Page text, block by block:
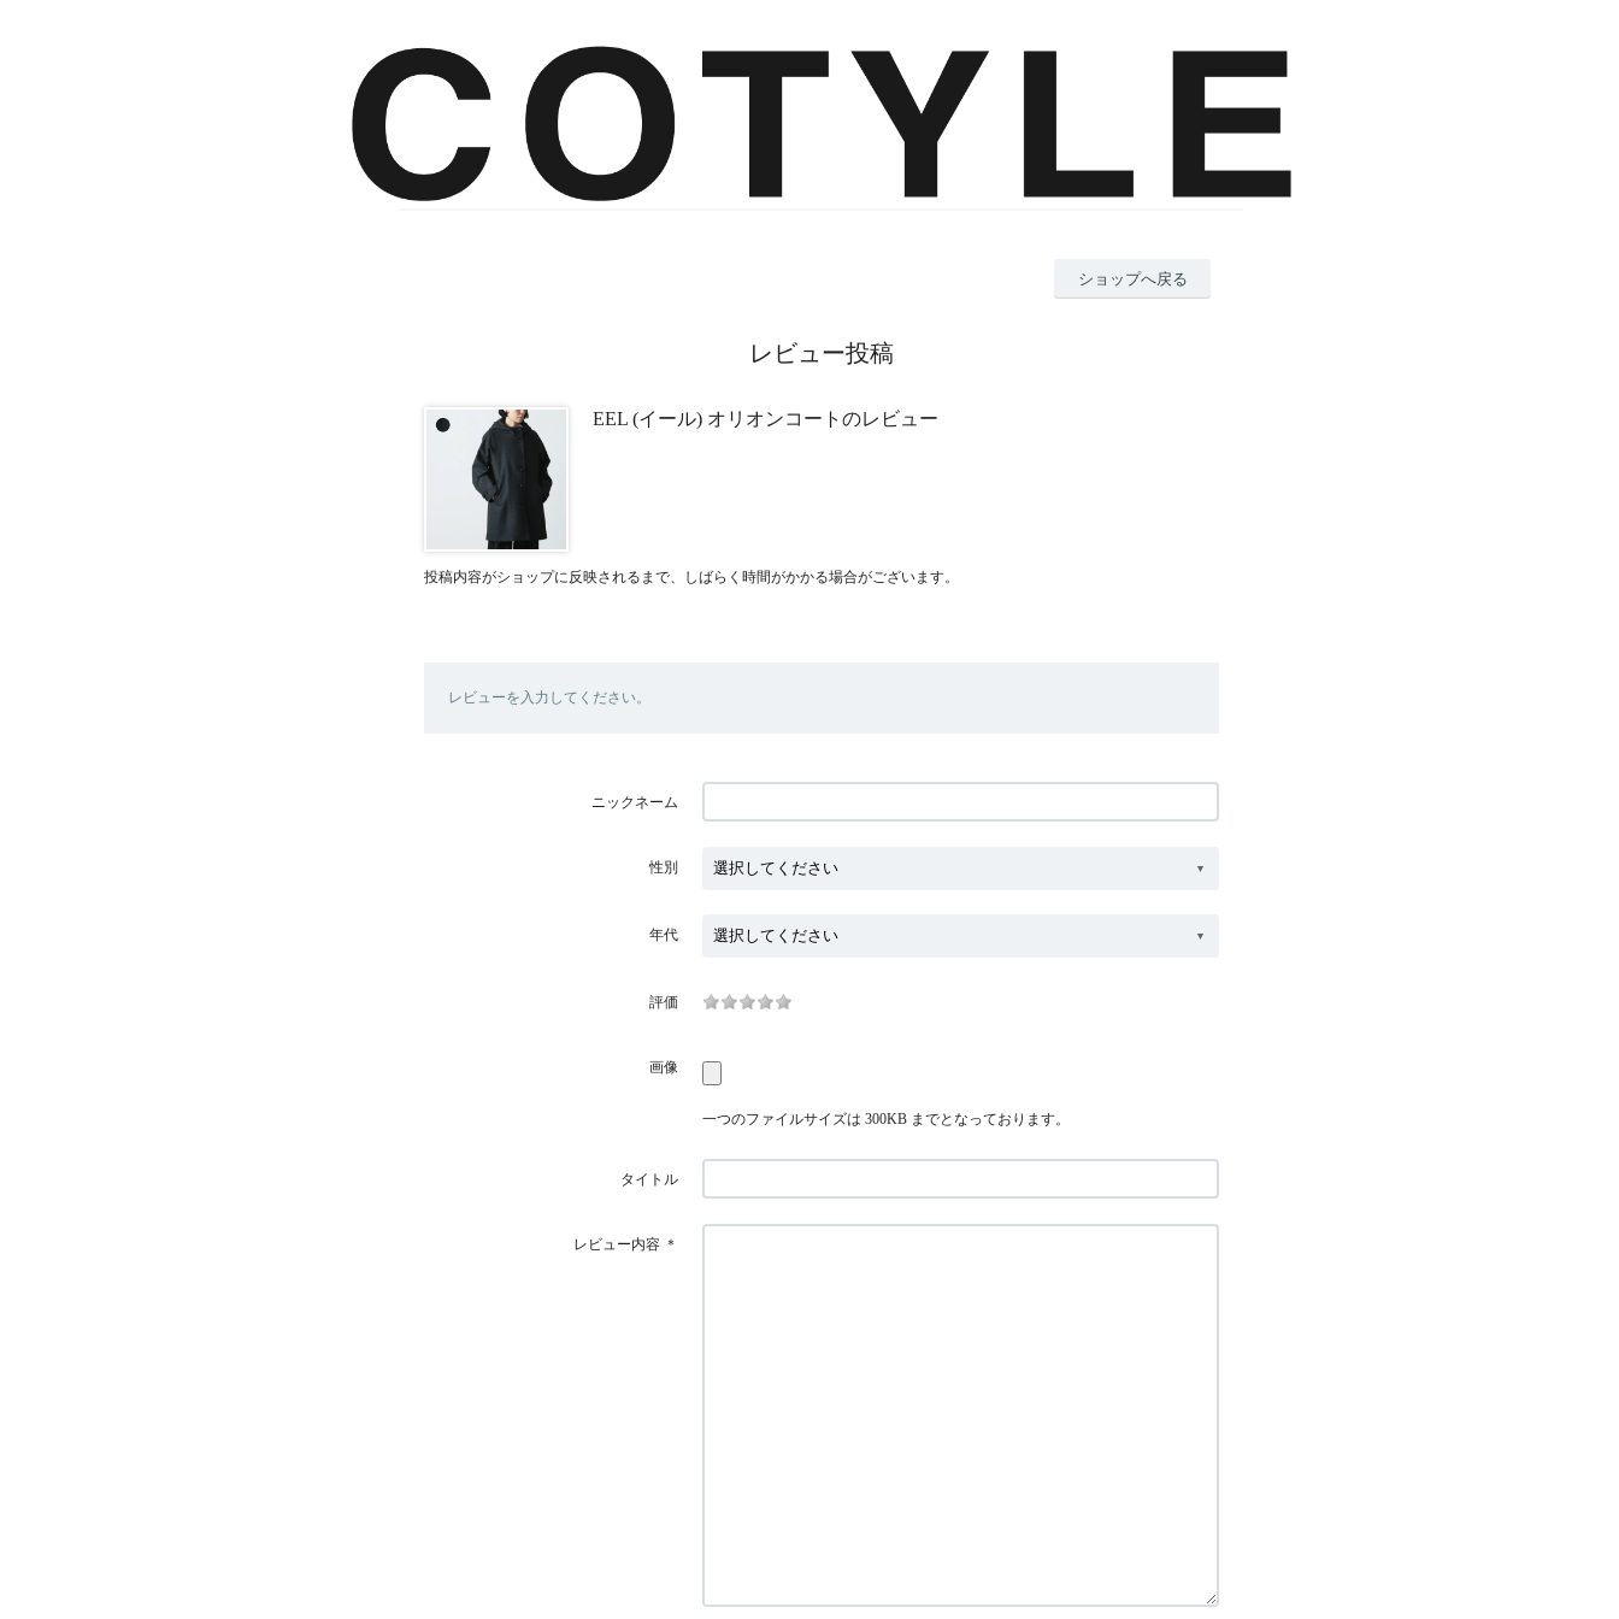
ショップへ戻る
レビュー投稿
EEL (イール) オリオンコートのレビュー
投稿内容がショップに反映されるまで、しばらく時間がかかる場合がございます。
レビューを入力してください。
ニックネーム
性別
年代
評価
画像
一つのファイルサイズは 300KB までとなっております。
タイトル
レビュー内容 ＊